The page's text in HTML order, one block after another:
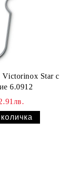
Victorinox Star с
гладко острие 6.0912